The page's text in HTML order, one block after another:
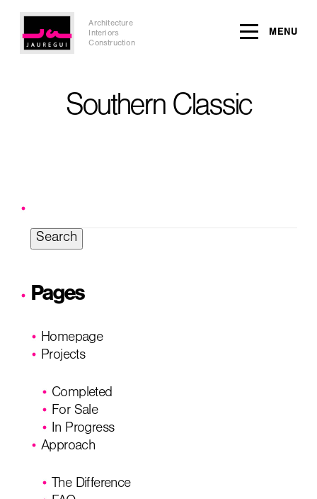
Architecture
Interiors
Construction
MENU
Southern Classic
Pages
Homepage
Projects
Completed
For Sale
In Progress
Approach
The Difference